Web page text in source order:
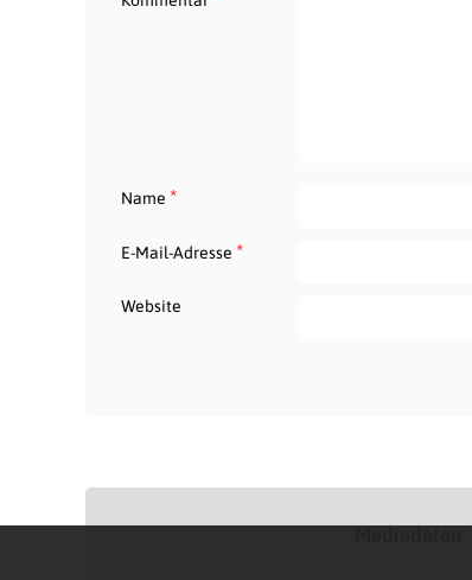
Name *
E-Mail-Adresse *
Website